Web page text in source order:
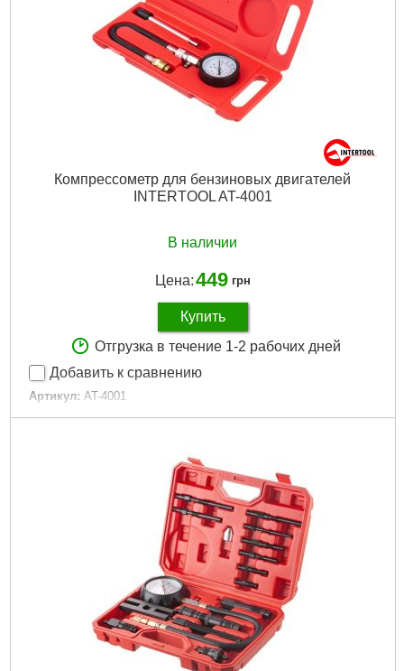
Компрессометр для бензиновых двигателей
INTERTOOL AT-4001
В наличии
Цена:449 грн
Купить
Отгрузка в течение 1-2 рабочих дней
Добавить к сравнению
Артикул: AT-4001
Код товара: 10.00.01
320x140x40 мм
Подробнее...